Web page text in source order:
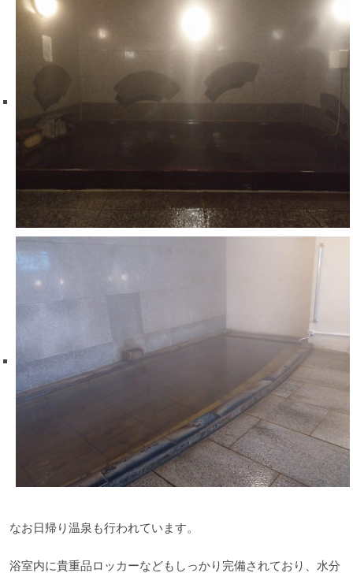
なお日帰り温泉も行われています。
浴室内に貴重品ロッカーなどもしっかり完備されており、水分